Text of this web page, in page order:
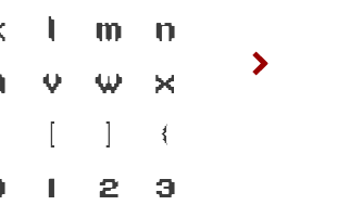
l m
n
v w
x
[ ]
{
1 2
3
แสการ
งแกร่งของ
ติ จาก
ห